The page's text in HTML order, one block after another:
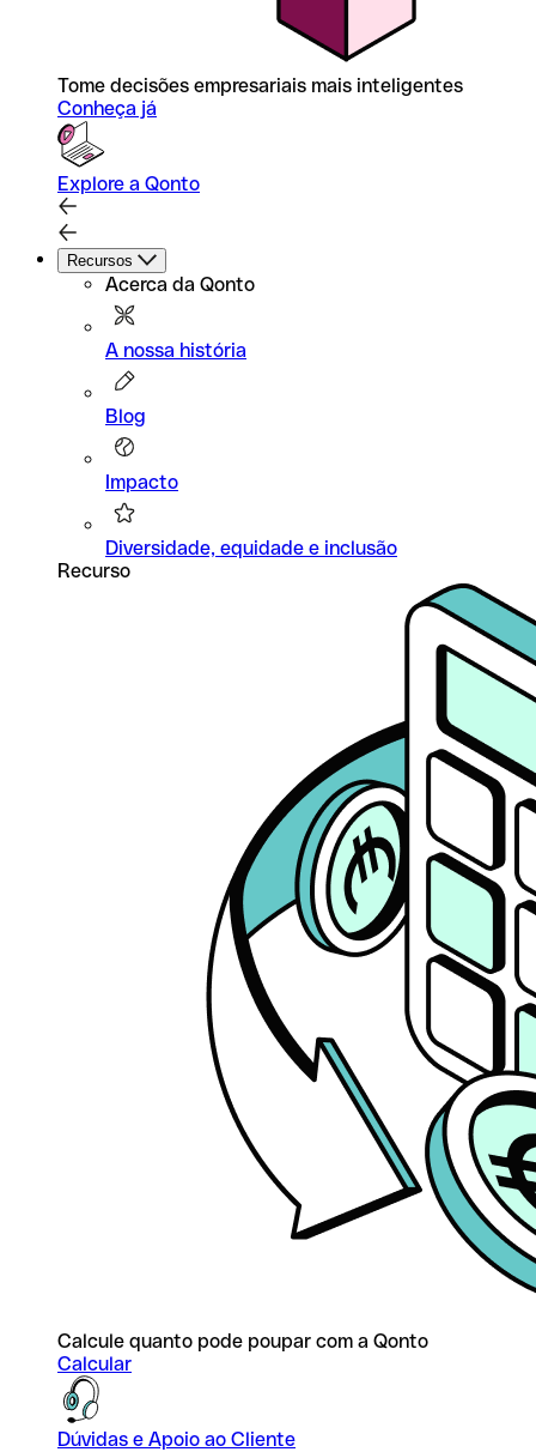
Tome decisões empresariais mais inteligentes
Conheça já
Explore a Qonto
Recursos
Acerca da Qonto
A nossa história
Blog
Impacto
Diversidade, equidade e inclusão
Recurso
Calcule quanto pode poupar com a Qonto
Calcular
Dúvidas e Apoio ao Cliente